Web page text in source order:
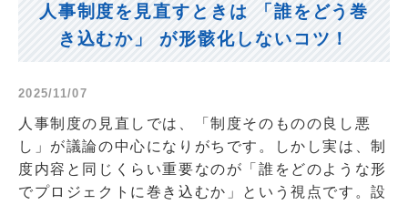
人事制度を見直すときは 「誰をどう巻
き込むか」 が形骸化しないコツ！
2025/11/07
人事制度の見直しでは、「制度そのものの良し悪
し」が議論の中心になりがちです。しかし実は、制
度内容と同じくらい重要なのが「誰をどのような形
でプロジェクトに巻き込むか」という視点です。設